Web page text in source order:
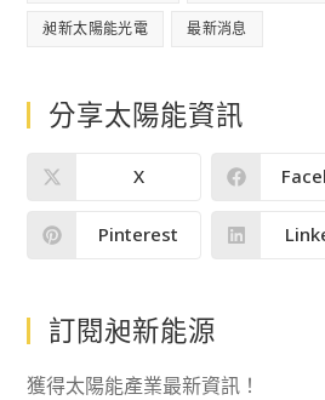
昶新太陽能光電 最新消息
分享太陽能資訊
X
Pinterest
訂閱昶新能源
獲得太陽能產業最新資訊！